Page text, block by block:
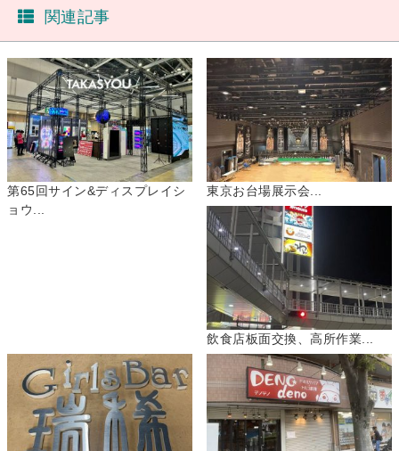
関連記事
第65回サイン&ディスプレイシ
ョウ...
東京お台場展示会...
飲食店板面交換、高所作業...